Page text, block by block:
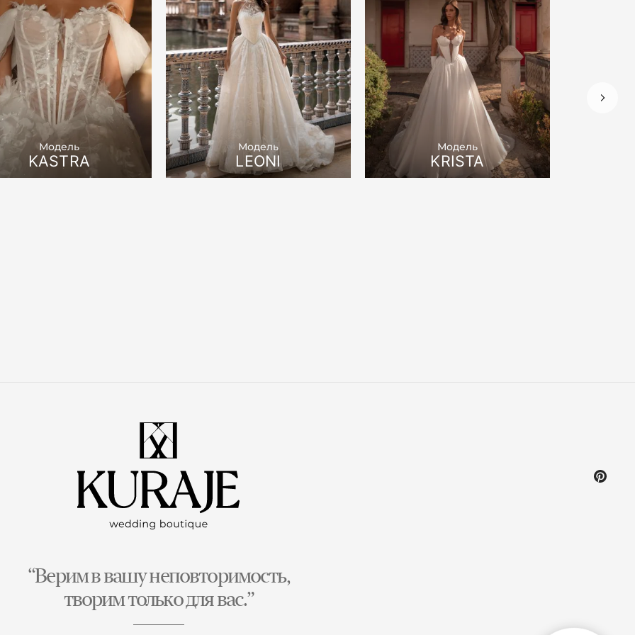
Модель
KASTRA
Модель
LEONI
Модель
KRISTA
“Верим в вашу неповторимость,
творим только для вас.”